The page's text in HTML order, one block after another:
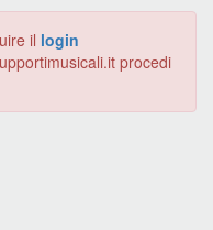
il login
procedi